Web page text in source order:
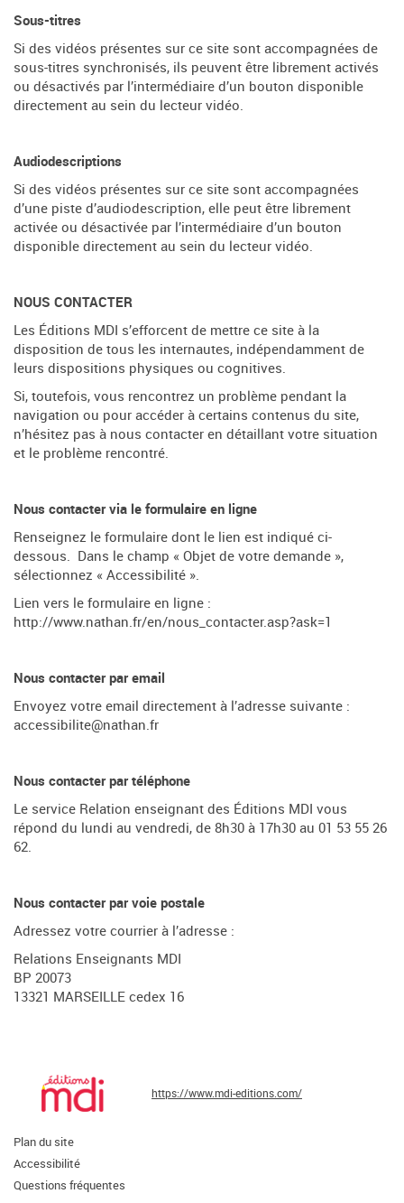
Sous-titres
Si des vidéos présentes sur ce site sont accompagnées de
sous-titres synchronisés, ils peuvent être librement activés
ou désactivés par l’intermédiaire d’un bouton disponible
directement au sein du lecteur vidéo.
Audiodescriptions
Si des vidéos présentes sur ce site sont accompagnées
d’une piste d’audiodescription, elle peut être librement
activée ou désactivée par l’intermédiaire d’un bouton
disponible directement au sein du lecteur vidéo.
NOUS CONTACTER
Les Éditions MDI s’efforcent de mettre ce site à la
disposition de tous les internautes, indépendamment de
leurs dispositions physiques ou cognitives.
Si, toutefois, vous rencontrez un problème pendant la
navigation ou pour accéder à certains contenus du site,
n’hésitez pas à nous contacter en détaillant votre situation
et le problème rencontré.
Nous contacter via le formulaire en ligne
Renseignez le formulaire dont le lien est indiqué ci-
dessous. Dans le champ « Objet de votre demande »,
sélectionnez « Accessibilité ».
Lien vers le formulaire en ligne :
http://www.nathan.fr/en/nous_contacter.asp?ask=1
Nous contacter par email
Envoyez votre email directement à l’adresse suivante :
accessibilite@nathan.fr
Nous contacter par téléphone
Le service Relation enseignant des Éditions MDI vous
répond du lundi au vendredi, de 8h30 à 17h30 au 01 53 55 26
62.
Nous contacter par voie postale
Adressez votre courrier à l’adresse :
Relations Enseignants MDI
BP 20073
13321 MARSEILLE cedex 16
https://www.mdi-editions.com/
Plan du site
Accessibilité
Questions fréquentes